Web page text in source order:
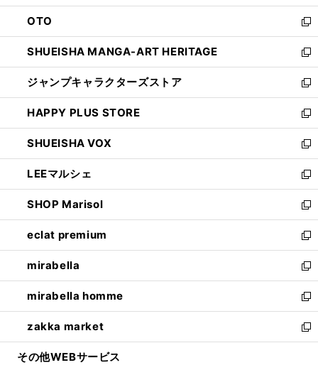
ウ
で
開
く
ン
ド
ウ
で
開
く
OTO
新
し
い
ウ
ィ
ン
ド
ウ
で
開
く
SHUEISHA MANGA-ART HERITAGE
新
し
い
ウ
ィ
ン
ド
ウ
で
開
く
ジャンプキャラクターズストア
新
し
い
ウ
ィ
ン
ド
ウ
で
開
く
HAPPY PLUS STORE
新
し
い
ウ
ィ
ン
ド
ウ
で
開
く
SHUEISHA VOX
新
し
い
ウ
ィ
ン
ド
ウ
で
開
く
LEEマルシェ
新
し
い
ウ
ィ
ン
ド
ウ
で
開
く
SHOP Marisol
新
し
い
ウ
ィ
ン
ド
ウ
で
開
eclat premium
新
し
い
ウ
ィ
ン
ド
ウ
mirabella
新
し
い
ウ
ィ
ン
mirabella homme
新
し
い
ウ
zakka market
新
し
その他WEBサービス